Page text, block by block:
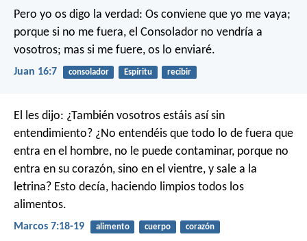
Pero yo os digo la verdad: Os conviene que yo me vaya;
porque si no me fuera, el Consolador no vendría a
vosotros; mas si me fuere, os lo enviaré.
Juan 16:7 consolador Espíritu recibir
El les dijo: ¿También vosotros estáis así sin
entendimiento? ¿No entendéis que todo lo de fuera que
entra en el hombre, no le puede contaminar, porque no
entra en su corazón, sino en el vientre, y sale a la
letrina? Esto decía, haciendo limpios todos los
alimentos.
Marcos 7:18-19 alimento cuerpo corazón